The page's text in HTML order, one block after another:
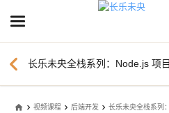
chevron_left 长乐未央全栈系列：Node.js 项
home 视频课程 后端开发 长乐未央全栈系列